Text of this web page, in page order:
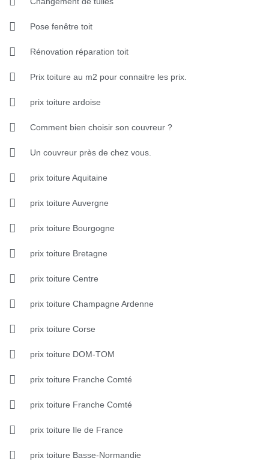
Pose fenêtre toit
Rénovation réparation toit
Prix toiture au m2 pour connaitre les prix.
prix toiture ardoise
Comment bien choisir son couvreur ?
Un couvreur près de chez vous.
prix toiture Aquitaine
prix toiture Auvergne
prix toiture Bourgogne
prix toiture Bretagne
prix toiture Centre
prix toiture Champagne Ardenne
prix toiture Corse
prix toiture DOM-TOM
prix toiture Franche Comté
prix toiture Franche Comté
prix toiture Ile de France
prix toiture Basse-Normandie